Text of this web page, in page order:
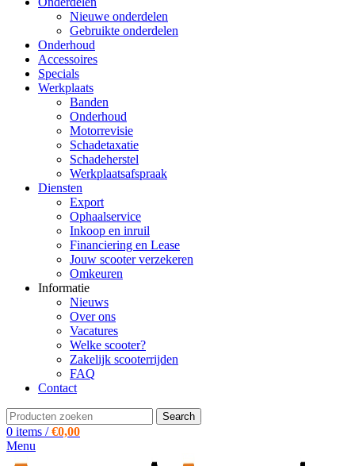
Nieuwe onderdelen
Gebruikte onderdelen
Onderhoud
Accessoires
Specials
Werkplaats
Banden
Onderhoud
Motorrevisie
Schadetaxatie
Schadeherstel
Werkplaatsafspraak
Diensten
Export
Ophaalservice
Inkoop en inruil
Financiering en Lease
Jouw scooter verzekeren
Omkeuren
Informatie
Nieuws
Over ons
Vacatures
Welke scooter?
Zakelijk scooterrijden
FAQ
Contact
Search
0 items / €0,00
Menu